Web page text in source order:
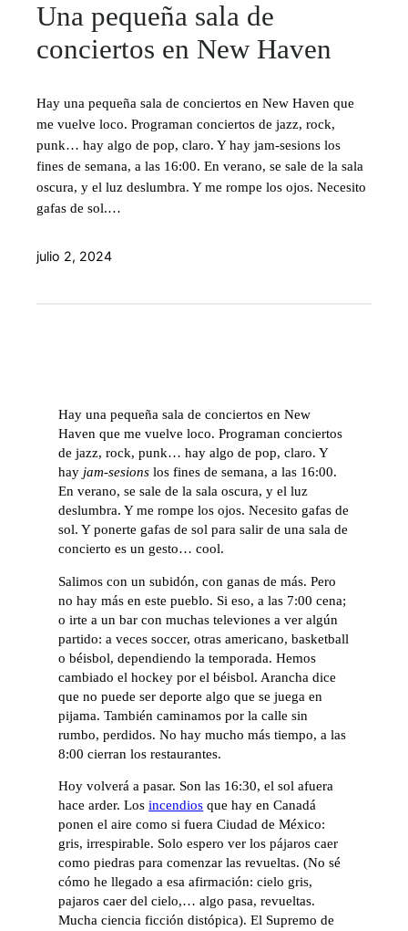
Una pequeña sala de
conciertos en New Haven
Hay una pequeña sala de conciertos en New Haven que
me vuelve loco. Programan conciertos de jazz, rock,
punk… hay algo de pop, claro. Y hay jam-sesions los
fines de semana, a las 16:00. En verano, se sale de la sala
oscura, y el luz deslumbra. Y me rompe los ojos. Necesito
gafas de sol.…
julio 2, 2024
Hay una pequeña sala de conciertos en New
Haven que me vuelve loco. Programan conciertos
de jazz, rock, punk… hay algo de pop, claro. Y
hay jam-sesions los fines de semana, a las 16:00.
En verano, se sale de la sala oscura, y el luz
deslumbra. Y me rompe los ojos. Necesito gafas de
sol. Y ponerte gafas de sol para salir de una sala de
concierto es un gesto… cool.
Salimos con un subidón, con ganas de más. Pero
no hay más en este pueblo. Si eso, a las 7:00 cena;
o irte a un bar con muchas televiones a ver algún
partido: a veces soccer, otras americano, basketball
o béisbol, dependiendo la temporada. Hemos
cambiado el hockey por el béisbol. Arancha dice
que no puede ser deporte algo que se juega en
pijama. También caminamos por la calle sin
rumbo, perdidos. No hay mucho más tiempo, a las
8:00 cierran los restaurantes.
Hoy volverá a pasar. Son las 16:30, el sol afuera
hace arder. Losincendios que hay en Canadá
ponen el aire como si fuera Ciudad de México:
gris, irrespirable. Solo espero ver los pájaros caer
como piedras para comenzar las revueltas. (No sé
cómo he llegado a esa afirmación: cielo gris,
pajaros caer del cielo,… algo pasa, revueltas.
Mucha ciencia ficción distópica). El Supremo de